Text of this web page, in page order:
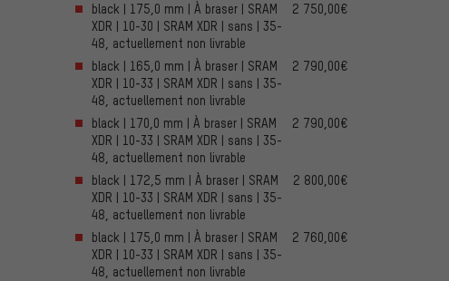
black | 175,0 mm | À braser | SRAM
XDR | 10-30 | SRAM XDR | sans | 35-
48, actuellement non livrable
2 750,00€
black | 165,0 mm | À braser | SRAM
XDR | 10-33 | SRAM XDR | sans | 35-
48, actuellement non livrable
2 790,00€
black | 170,0 mm | À braser | SRAM
XDR | 10-33 | SRAM XDR | sans | 35-
48, actuellement non livrable
2 790,00€
black | 172,5 mm | À braser | SRAM
XDR | 10-33 | SRAM XDR | sans | 35-
48, actuellement non livrable
2 800,00€
black | 175,0 mm | À braser | SRAM
XDR | 10-33 | SRAM XDR | sans | 35-
48, actuellement non livrable
2 760,00€